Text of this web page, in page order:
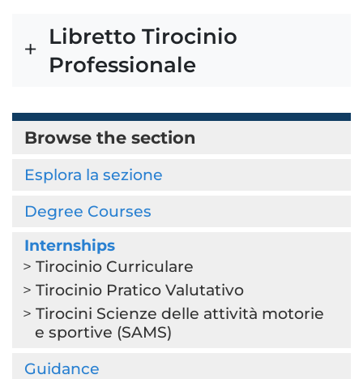
Libretto Tirocinio
Professionale
Browse the section
Esplora la sezione
Degree Courses
Internships
Tirocinio Curriculare
Tirocinio Pratico Valutativo
Tirocini Scienze delle attività motorie
e sportive (SAMS)
Guidance